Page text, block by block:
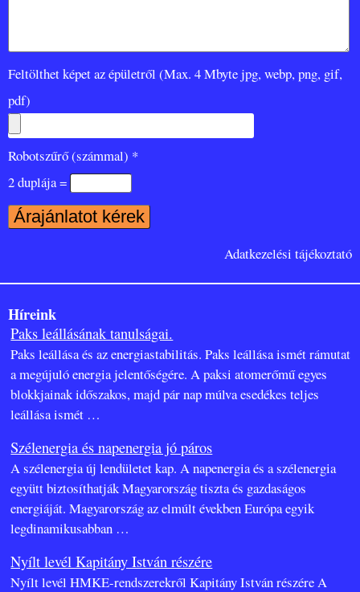
Feltölthet képet az épületről (Max. 4 Mbyte jpg, webp, png, gif,
pdf)
Robotszűrő (számmal) *
2 duplája =
Adatkezelési tájékoztató
Híreink
Paks leállásának tanulságai.
Paks leállása és az energiastabilitás. Paks leállása ismét rámutat
a megújuló energia jelentőségére. A paksi atomerőmű egyes
blokkjainak időszakos, majd pár nap múlva esedékes teljes
leállása ismét …
Szélenergia és napenergia jó páros
A szélenergia új lendületet kap. A napenergia és a szélenergia
együtt biztosíthatják Magyarország tiszta és gazdaságos
energiáját. Magyarország az elmúlt években Európa egyik
legdinamikusabban …
Nyílt levél Kapitány István részére
Nyílt levél HMKE-rendszerekről Kapitány István részére A